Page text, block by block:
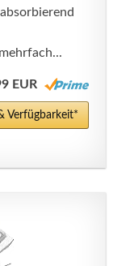
EUR
Verfügbarkeit*